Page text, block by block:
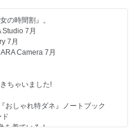
SET、できました
下着”が必要なんです！
12
だ！
？
てみませんか？
の時間割』。
Studio 7月
7月
Camera 7月
ちゃいました!
おしゃれ特ダネ』ノートブック
を着ている！